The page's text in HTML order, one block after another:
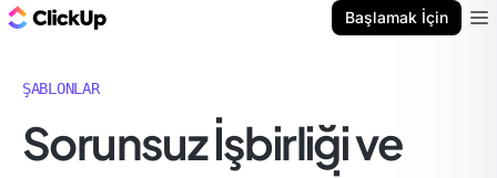
Başlamak İçin
ŞABLONLAR
Sorunsuz İşbirliği ve